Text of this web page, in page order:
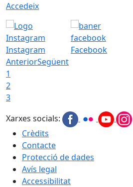
Accedeix
Instagram Facebook
AnteriorSegüent
1
2
3
Xarxes socials:
Crèdits
Contacte
Protecció de dades
Avís legal
Accessibilitat